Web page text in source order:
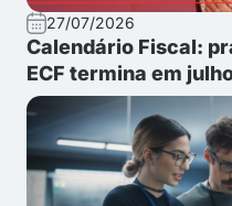
27/07/2026
Calendário Fiscal:
ECF termina em